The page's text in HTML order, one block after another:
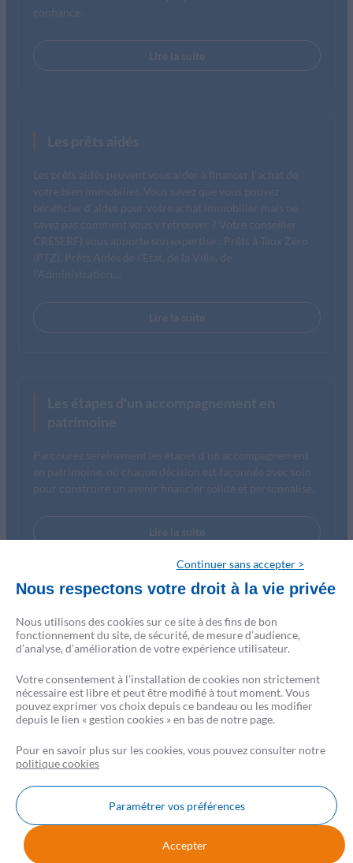
confiance.
Lire la suite
Les prêts aidés
Les prêts aidés peuvent vous aider à financer l'achat de
votre bien immobilier. Vous savez que vous pouvez
bénéficier d'aides pour votre achat immobilier mais ne
savez pas comment vous y retrouver ? Votre conseiller
CRÉSERFI vous apporte son expertise : Prêts à Taux Zéro
(PTZ), Prêts Aidés de l’Etat, de la Ville, de
l’Administration....
Lire la suite
Les étapes d'un accompagnement en
patrimoine
Parcourez sereinement les étapes d'un accompagnement
en patrimoine, où chaque décision est façonnée avec soin
pour construire un avenir financier solide et personnalisé.
Lire la suite
Nous contacter FAQ AVIS CSF
Continuer sans accepter >
Nous respectons votre droit à la vie privée
Nous utilisons des cookies sur ce site à des fins de bon
fonctionnement du site, de sécurité, de mesure d’audience,
d’analyse, d’amélioration de votre expérience utilisateur.
Votre consentement à l’installation de cookies non strictement
nécessaire est libre et peut être modifié à tout moment. Vous
pouvez exprimer vos choix depuis ce bandeau ou les modifier
depuis le lien « gestion cookies » en bas de notre page.
Pour en savoir plus sur les cookies, vous pouvez consulter notre
politique cookies
Paramétrer vos préférences
Accepter